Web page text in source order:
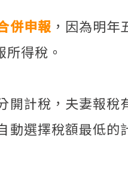
併申報 ，因為明
得稅。
開計稅，夫妻報稅
動選擇稅額最低的